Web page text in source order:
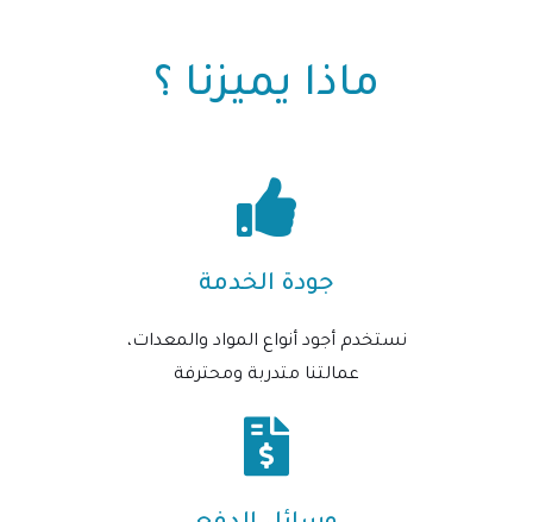
ماذا يميزنا ؟
جودة الخدمة
نستخدم أجود أنواع المواد والمعدات،
عمالتنا متدربة ومحترفة